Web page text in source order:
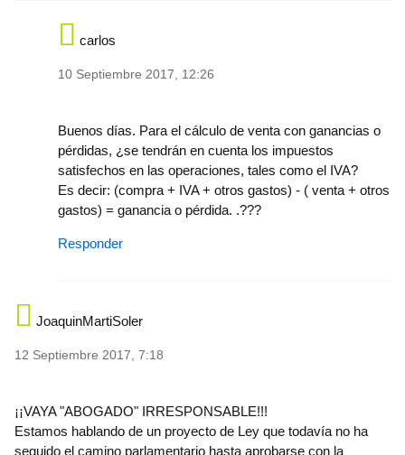
carlos
10 Septiembre 2017, 12:26
Buenos días. Para el cálculo de venta con ganancias o
pérdidas, ¿se tendrán en cuenta los impuestos
satisfechos en las operaciones, tales como el IVA?
Es decir: (compra + IVA + otros gastos) - ( venta + otros
gastos) = ganancia o pérdida. .???
Responder
JoaquinMartiSoler
12 Septiembre 2017, 7:18
¡¡VAYA "ABOGADO" IRRESPONSABLE!!!
Estamos hablando de un proyecto de Ley que todavía no ha
seguido el camino parlamentario hasta aprobarse con la